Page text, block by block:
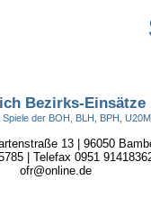
Bezirks-Einsätze
Spiele der BOH, BLH, BPH,
13 | 96050
| Telefax 0951
ofr@online.de